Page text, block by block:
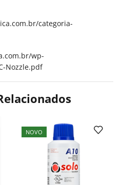
categoria-
wp-
Nozzle.pdf
NOVO